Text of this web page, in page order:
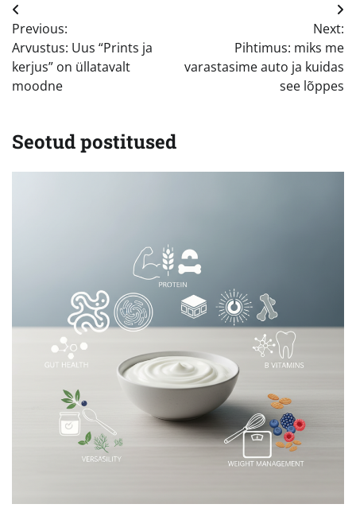
Navigeerimine
Previous:
Arvustus: Uus “Prints ja
kerjus” on üllatavalt
moodne
Next:
Pihtimus: miks me
varastasime auto ja kuidas
see lõppes
Seotud postitused